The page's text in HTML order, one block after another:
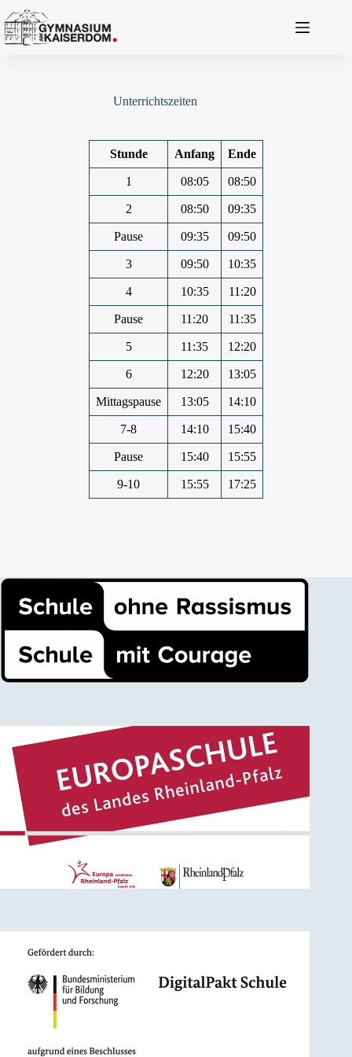
Inhalt
springen
Unterrichtszeiten
Stunde Anfang Ende
1 08:05 08:50
2 08:50 09:35
Pause 09:35 09:50
3 09:50 10:35
4 10:35 11:20
Pause 11:20 11:35
5 11:35 12:20
6 12:20 13:05
Mittagspause 13:05 14:10
7-8 14:10 15:40
Pause 15:40 15:55
9-10 15:55 17:25